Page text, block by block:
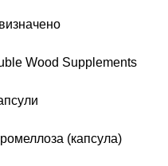
Wood Supplements
(капсула)